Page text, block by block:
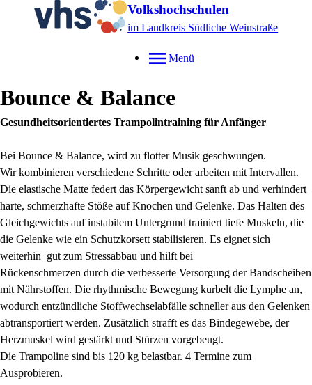
Volkshochschulen
im Landkreis Südliche Weinstraße
Menü
Bounce & Balance
Gesundheitsorientiertes Trampolintraining für Anfänger
Bei Bounce & Balance, wird zu flotter Musik geschwungen.
Wir kombinieren verschiedene Schritte oder arbeiten mit Intervallen.
Die elastische Matte federt das Körpergewicht sanft ab und verhindert
harte, schmerzhafte Stöße auf Knochen und Gelenke. Das Halten des
Gleichgewichts auf instabilem Untergrund trainiert tiefe Muskeln, die
die Gelenke wie ein Schutzkorsett stabilisieren. Es eignet sich
weiterhin gut zum Stressabbau und hilft bei
Rückenschmerzen durch die verbesserte Versorgung der Bandscheiben
mit Nährstoffen. Die rhythmische Bewegung kurbelt die Lymphe an,
wodurch entzündliche Stoffwechselabfälle schneller aus den Gelenken
abtransportiert werden. Zusätzlich strafft es das Bindegewebe, der
Herzmuskel wird gestärkt und Stürzen vorgebeugt.
Die Trampoline sind bis 120 kg belastbar. 4 Termine zum
Ausprobieren.